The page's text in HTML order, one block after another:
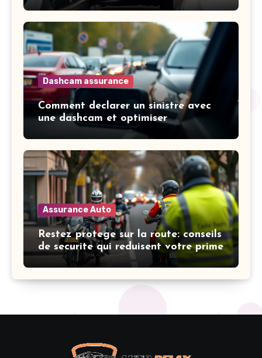
Dashcam assurance
Comment declarer un sinistre avec
une dashcam et optimiser
l’indemnisation
Assurance Auto
Restez protege sur la route: conseils
de securite qui reduisent votre prime